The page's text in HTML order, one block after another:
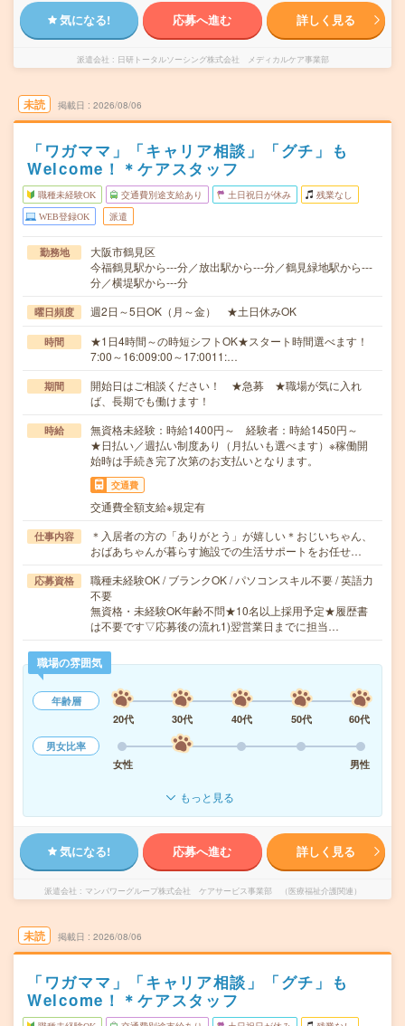
気になる! 応募へ進む 詳しく見る
派遣会社 日研トータルソーシング株式会社 メディカルケア事業部
未読 掲載日 2026/08/06
「ワガママ」「キャリア相談」「グチ」も
Welcome！＊ケアスタッフ
職種未経験OK 交通費別途支給あり 土日祝日が休み 残業なし
WEB登録OK 派遣
勤務地
大阪市鶴見区
今福鶴見駅から---分／放出駅から---分／鶴見緑地駅から---
分／横堤駅から---分
曜日頻度 週2日～5日OK（月～金） ★土日休みOK
時間
★1日4時間～の時短シフトOK★スタート時間選べます！
7:00～16:009:00～17:0011:…
期間
開始日はご相談ください！ ★急募 ★職場が気に入れ
ば、長期でも働けます！
時給
無資格未経験：時給1400円～ 経験者：時給1450円～
★日払い／週払い制度あり（月払いも選べます）※稼働開
始時は手続き完了次第のお支払いとなります。
交通費
交通費全額支給※規定有
仕事内容
＊入居者の方の「ありがとう」が嬉しい＊おじいちゃん、
おばあちゃんが暮らす施設での生活サポートをお任せ…
応募資格
職種未経験OK / ブランクOK / パソコンスキル不要 / 英語力
不要
無資格・未経験OK年齢不問★10名以上採用予定★履歴書
は不要です▽応募後の流れ1)翌営業日までに担当…
職場の雰囲気
年齢層
20代
30代 40代 50代
60代
男女比率
女性
男性
もっと見る
気になる! 応募へ進む 詳しく見る
派遣会社 マンパワーグループ株式会社 ケアサービス事業部 （医療福祉介護関連）
未読 掲載日 2026/08/06
「ワガママ」「キャリア相談」「グチ」も
Welcome！＊ケアスタッフ